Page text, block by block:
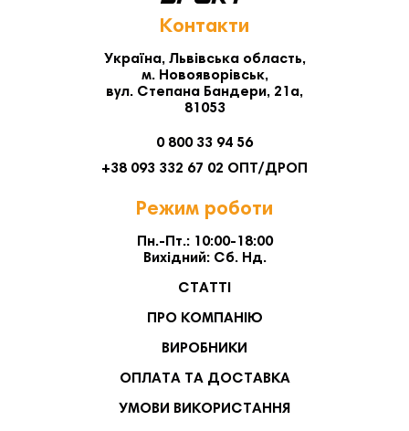
Контакти
Україна, Львівська область,
м. Новояворівськ,
вул. Степана Бандери, 21а,
81053
0 800 33 94 56
+38 093 332 67 02 ОПТ/ДРОП
Режим роботи
Пн.-Пт.: 10:00-18:00
Вихідний: Сб. Нд.
СТАТТІ
ПРО КОМПАНІЮ
ВИРОБНИКИ
ОПЛАТА ТА ДОСТАВКА
УМОВИ ВИКОРИСТАННЯ